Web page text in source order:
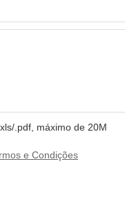
.pdf, máximo de 20M
e Condições